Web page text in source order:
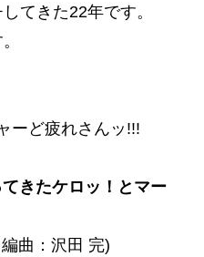
てきた22年です。
ーど疲れさんッ!!!
きたケロッ！とマー
曲：沢田 完)